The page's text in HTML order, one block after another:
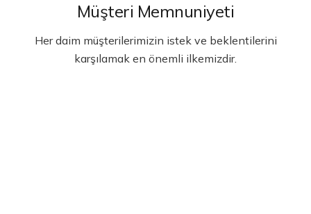
Müşteri Memnuniyeti
Her daim müşterilerimizin istek ve beklentilerini
karşılamak en önemli ilkemizdir.